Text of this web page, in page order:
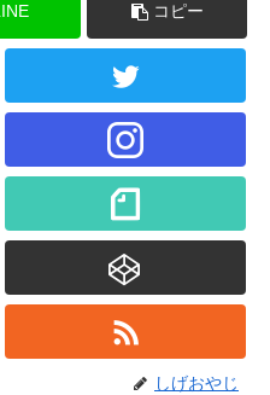
コピー
しげおやじ